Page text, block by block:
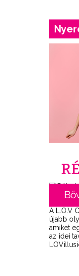
A L.O.V
újabb
amiket
az idei